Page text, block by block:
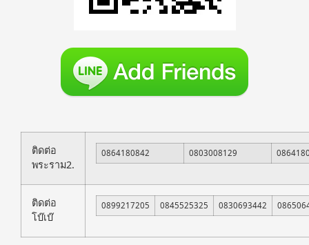
ติดต่อ
พระราม2.
0864180842 0803008129
ติดต่อ
โบ๊เบ๊
0899217205 0845525325 0830693442